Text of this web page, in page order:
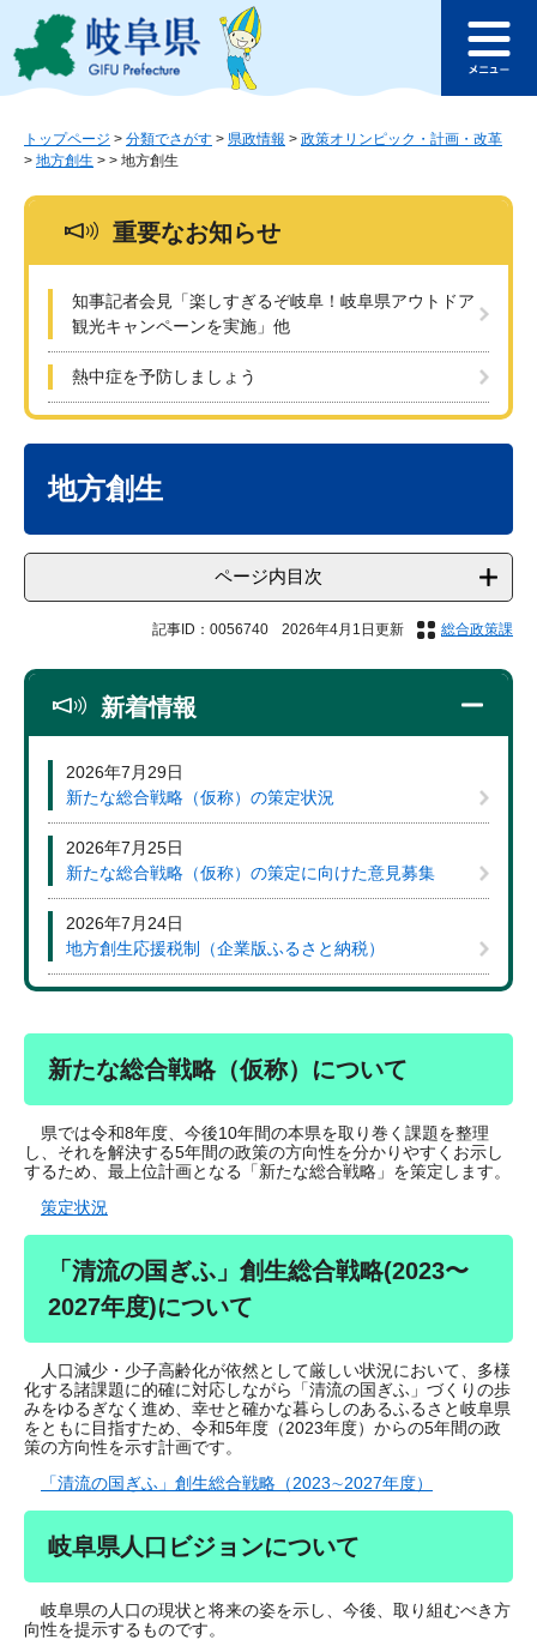
ジ
ュ
このページの本文へ
ュ
トップページ > 分類でさがす > 県政情報 > 政策オリンピック・計画・改革
> 地方創生 > > 地方創生
重要なお知らせ
知事記者会見「楽しすぎるぞ岐阜！岐阜県アウトドア
観光キャンペーンを実施」他
熱中症を予防しましょう
地方創生
ページ内目次
記事ID：0056740 2026年4月1日更新 総合政策課
新着情報
2026年7月29日
新たな総合戦略（仮称）の策定状況
2026年7月25日
新たな総合戦略（仮称）の策定に向けた意見募集
2026年7月24日
地方創生応援税制（企業版ふるさと納税）
新たな総合戦略（仮称）について
県では令和8年度、今後10年間の本県を取り巻く課題を整理
し、それを解決する5年間の政策の方向性を分かりやすくお示し
するため、最上位計画となる「新たな総合戦略」を策定します。
策定状況
「清流の国ぎふ」創生総合戦略(2023〜
2027年度)について
人口減少・少子高齢化が依然として厳しい状況において、多様
化する諸課題に的確に対応しながら「清流の国ぎふ」づくりの歩
みをゆるぎなく進め、幸せと確かな暮らしのあるふるさと岐阜県
をともに目指すため、令和5年度（2023年度）からの5年間の政
策の方向性を示す計画です。
「清流の国ぎふ」創生総合戦略（2023∼2027年度）
岐阜県人口ビジョンについて
岐阜県の人口の現状と将来の姿を示し、今後、取り組むべき方
向性を提示するものです。